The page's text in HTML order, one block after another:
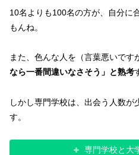
10名よりも100名の方が、自分に
もんね。
また、色んな人を（言葉悪いです
なら一番間違いなさそう」と熟考
しかし専門学校は、出会う人数
す。
専門学校と大